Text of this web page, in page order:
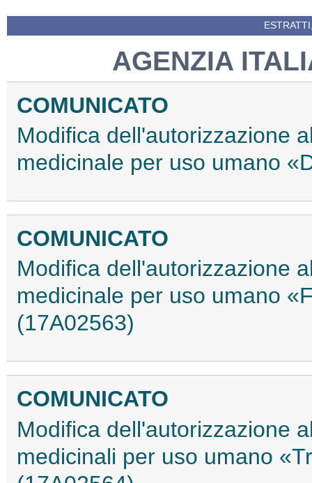
AGENZIA
COMUNICATO
Modifica dell'autorizzazione
medicinale per uso umano
COMUNICATO
Modifica dell'autorizzazione
medicinale per uso umano
(17A02563)
COMUNICATO
Modifica dell'autorizzazione
medicinali per uso umano